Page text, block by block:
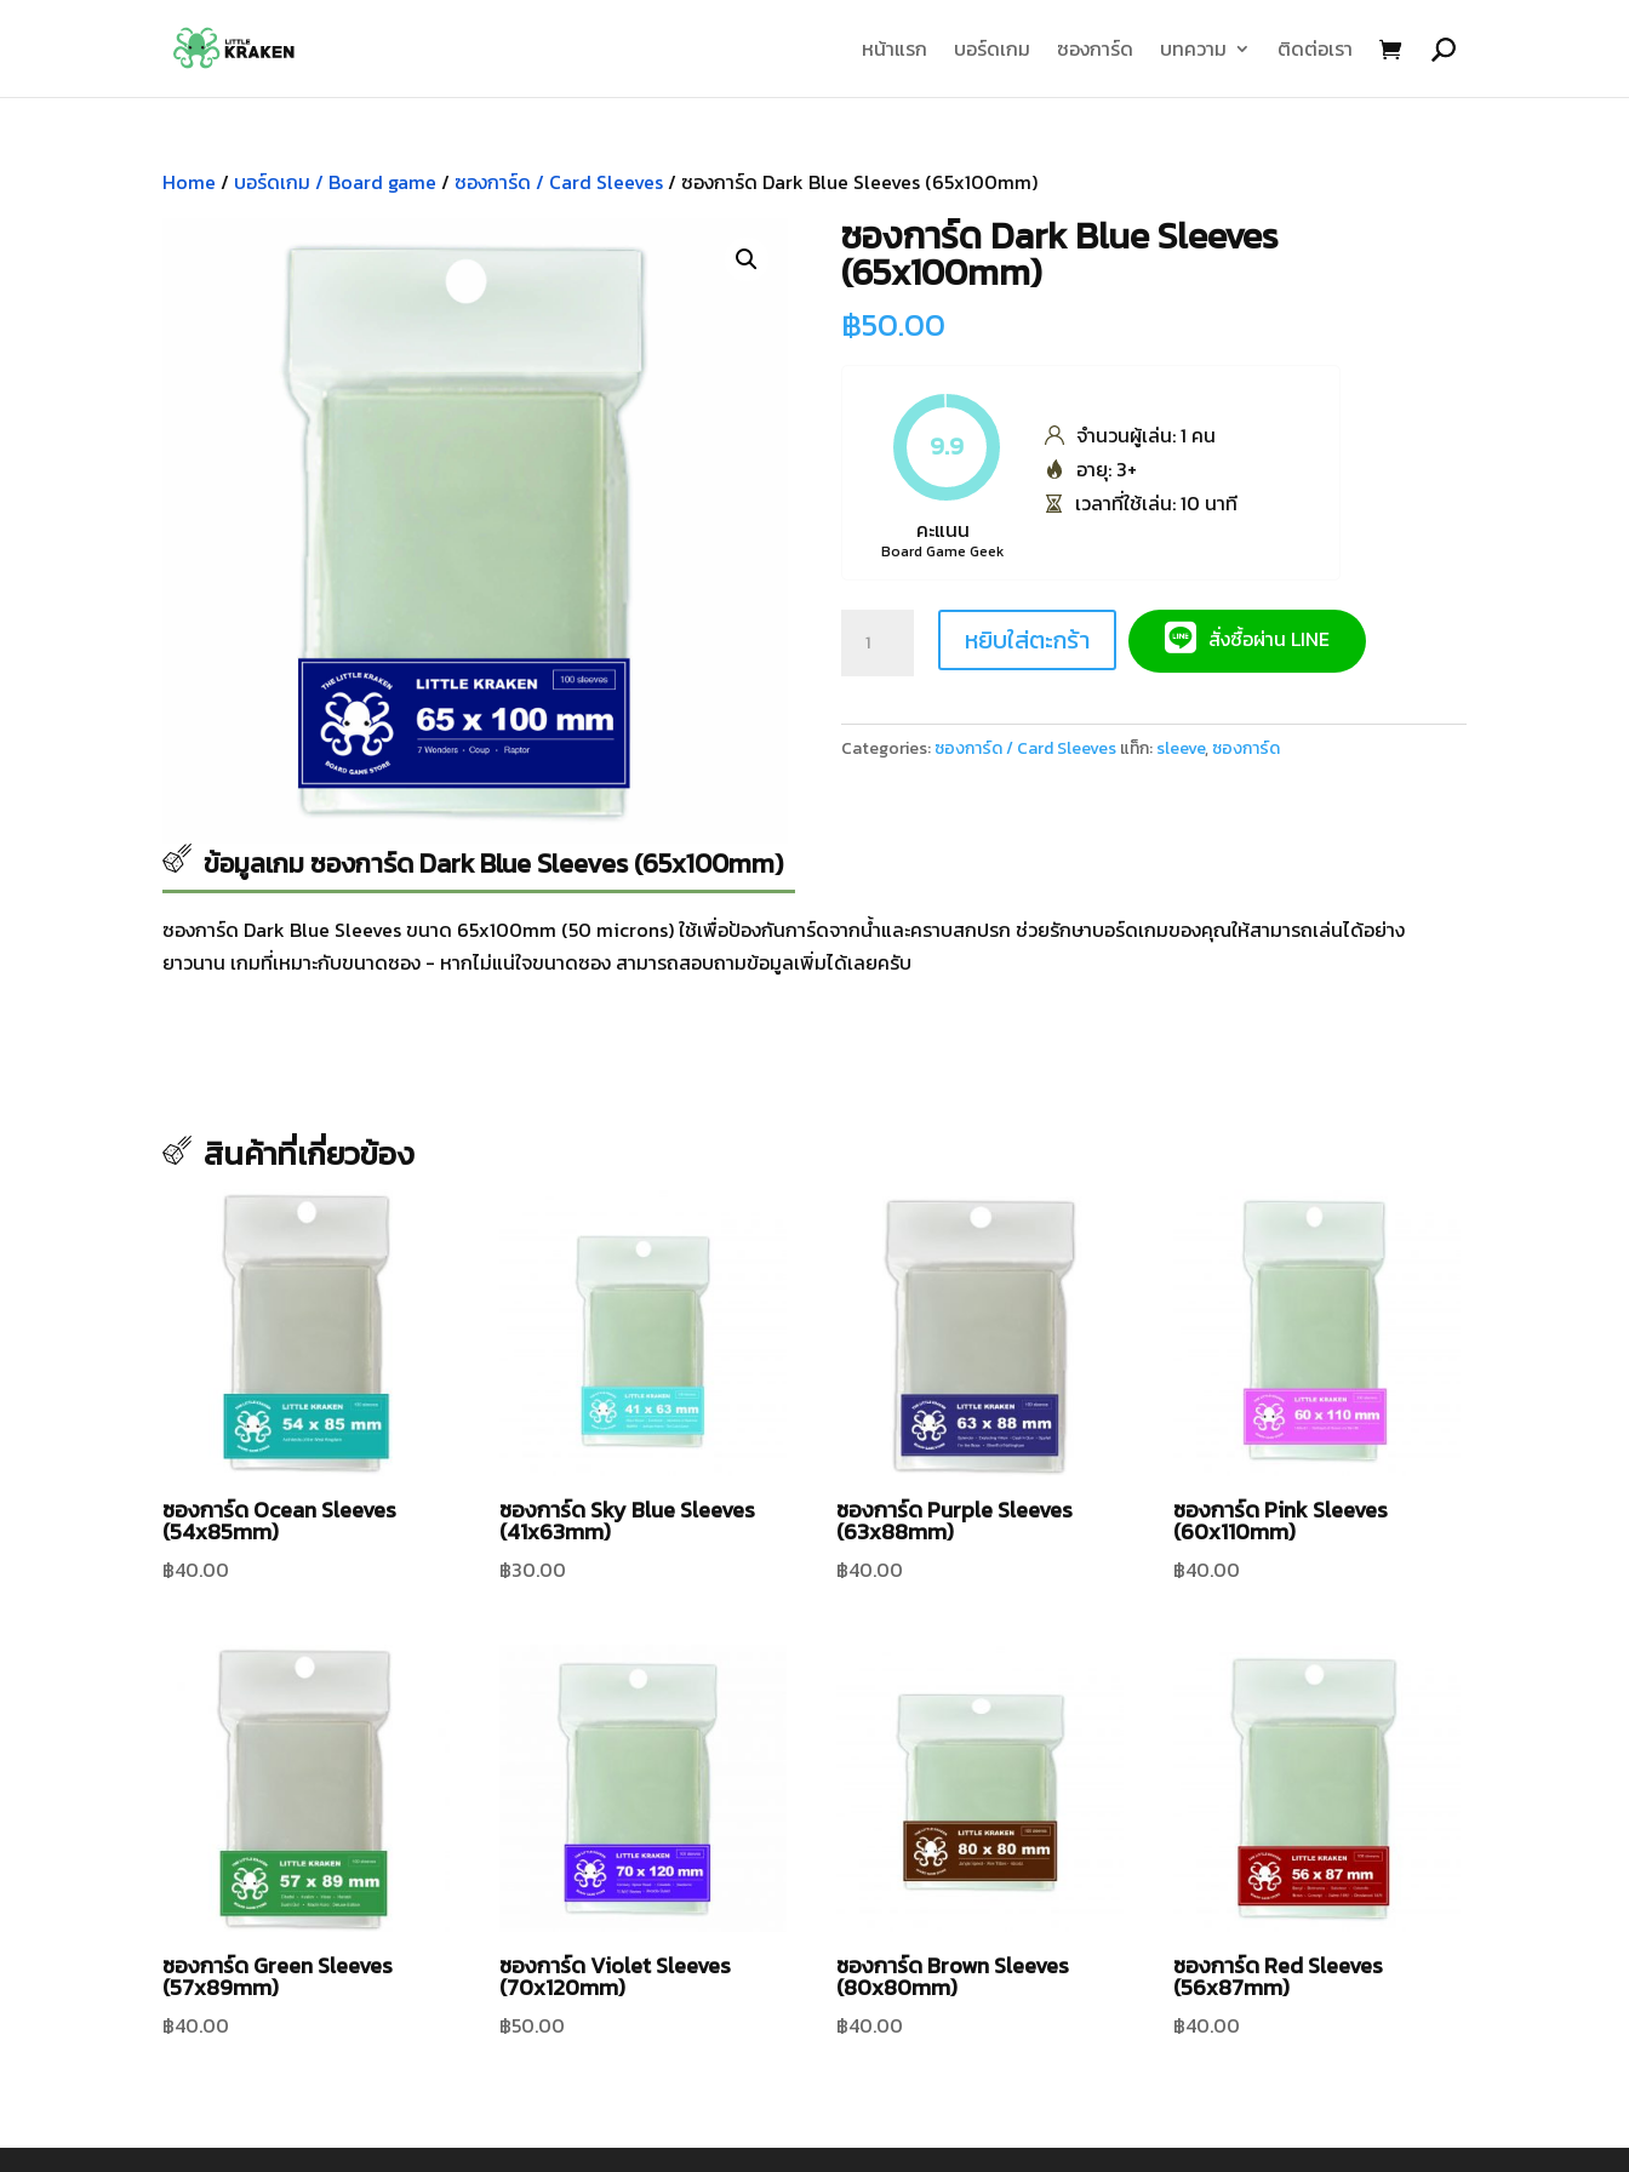
หน้าแรก บอร์ดเกม ซองการ์ด บทความ ติดต่อเรา
Home / บอร์ดเกม / Board game / ซองการ์ด / Card Sleeves/ ซองการ์ด Dark Blue Sleeves (65x100mm)
ซองการ์ด Dark Blue Sleeves
(65x100mm)
฿50.00
9.9
คะแนน
Board Game Geek
จำนวนผู้เล่น: 1 คน
อายุ: 3+
เวลาที่ใช้เล่น: 10 นาที
หยิบใส่ตะกร้า สั่งซื้อผ่าน LINE
Categories:ซองการ์ด / Card Sleeves แท็ก:sleeve,ซองการ์ด
ข้อมูลเกม ซองการ์ด Dark Blue Sleeves (65x100mm)
ซองการ์ด Dark Blue Sleeves ขนาด 65x100mm (50 microns) ใช้เพื่อป้องกันการ์ดจากน้ำและคราบสกปรก ช่วยรักษาบอร์ดเกมของคุณให้สามารถเล่นได้อย่าง
ยาวนาน เกมที่เหมาะกับขนาดซอง - หากไม่แน่ใจขนาดซอง สามารถสอบถามข้อมูลเพิ่มได้เลยครับ
สินค้าที่เกี่ยวข้อง
ซองการ์ด Ocean Sleeves
(54x85mm)
฿40.00
ซองการ์ด Sky Blue Sleeves
(41x63mm)
฿30.00
ซองการ์ด Purple Sleeves
(63x88mm)
฿40.00
ซองการ์ด Pink Sleeves
(60x110mm)
฿40.00
ซองการ์ด Green Sleeves
(57x89mm)
฿40.00
ซองการ์ด Violet Sleeves
(70x120mm)
฿50.00
ซองการ์ด Brown Sleeves
(80x80mm)
฿40.00
ซองการ์ด Red Sleeves
(56x87mm)
฿40.00